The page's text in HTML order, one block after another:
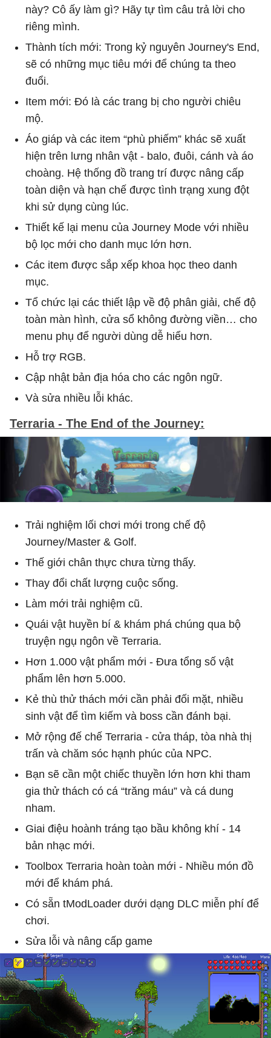
này? Cô ấy làm gì? Hãy tự tìm câu trả lời cho
riêng mình.
Thành tích mới: Trong kỷ nguyên Journey's End,
sẽ có những mục tiêu mới để chúng ta theo
đuổi.
Item mới: Đó là các trang bị cho người chiêu
mộ.
Áo giáp và các item “phù phiếm” khác sẽ xuất
hiện trên lưng nhân vật - balo, đuôi, cánh và áo
choàng. Hệ thống đồ trang trí được nâng cấp
toàn diện và hạn chế được tình trạng xung đột
khi sử dụng cùng lúc.
Thiết kế lại menu của Journey Mode với nhiều
bộ lọc mới cho danh mục lớn hơn.
Các item được sắp xếp khoa học theo danh
mục.
Tổ chức lại các thiết lập về độ phân giải, chế độ
toàn màn hình, cửa sổ không đường viền… cho
menu phụ để người dùng dễ hiểu hơn.
Hỗ trợ RGB.
Cập nhật bản địa hóa cho các ngôn ngữ.
Và sửa nhiều lỗi khác.
Terraria - The End of the Journey:
Trải nghiệm lối chơi mới trong chế độ
Journey/Master & Golf.
Thế giới chân thực chưa từng thấy.
Thay đổi chất lượng cuộc sống.
Làm mới trải nghiệm cũ.
Quái vật huyền bí & khám phá chúng qua bộ
truyện ngụ ngôn về Terraria.
Hơn 1.000 vật phẩm mới - Đưa tổng số vật
phẩm lên hơn 5.000.
Kẻ thù thử thách mới cần phải đối mặt, nhiều
sinh vật để tìm kiếm và boss cần đánh bại.
Mở rộng đế chế Terraria - cửa tháp, tòa nhà thị
trấn và chăm sóc hạnh phúc của NPC.
Bạn sẽ cần một chiếc thuyền lớn hơn khi tham
gia thử thách có cá “trăng máu” và cá dung
nham.
Giai điệu hoành tráng tạo bầu không khí - 14
bản nhạc mới.
Toolbox Terraria hoàn toàn mới - Nhiều món đồ
mới để khám phá.
Có sẵn tModLoader dưới dạng DLC miễn phí để
chơi.
Sửa lỗi và nâng cấp game